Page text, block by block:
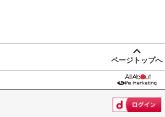
ページトップへ